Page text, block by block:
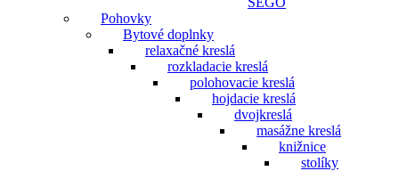
Pohovky
Bytové doplnky
relaxačné kreslá
rozkladacie kreslá
polohovacie kreslá
hojdacie kreslá
dvojkreslá
masážne kreslá
knižnice
stolíky